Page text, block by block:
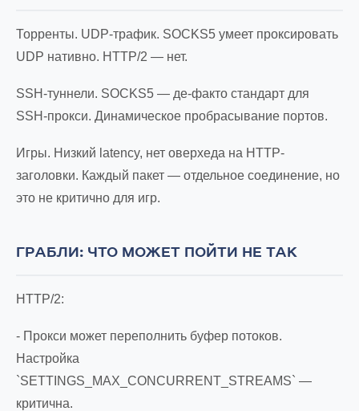
Торренты. UDP-трафик. SOCKS5 умеет проксировать
UDP нативно. HTTP/2 — нет.
SSH-туннели. SOCKS5 — де-факто стандарт для
SSH-прокси. Динамическое пробрасывание портов.
Игры. Низкий latency, нет оверхеда на HTTP-
заголовки. Каждый пакет — отдельное соединение, но
это не критично для игр.
ГРАБЛИ: ЧТО МОЖЕТ ПОЙТИ НЕ ТАК
HTTP/2:
- Прокси может переполнить буфер потоков.
Настройка
`SETTINGS_MAX_CONCURRENT_STREAMS` —
критична.